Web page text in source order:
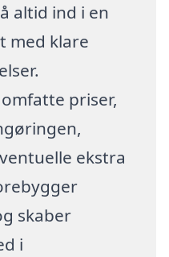
altid ind i en
med klare
priser,
ekstra
skaber
i